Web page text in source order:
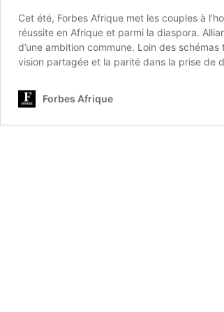
Cet été, Forbes Afrique met les couples à
réussite en Afrique et parmi la diaspora.
d’une ambition commune. Loin des
vision partagée et la parité dans la prise de
Forbes Afrique